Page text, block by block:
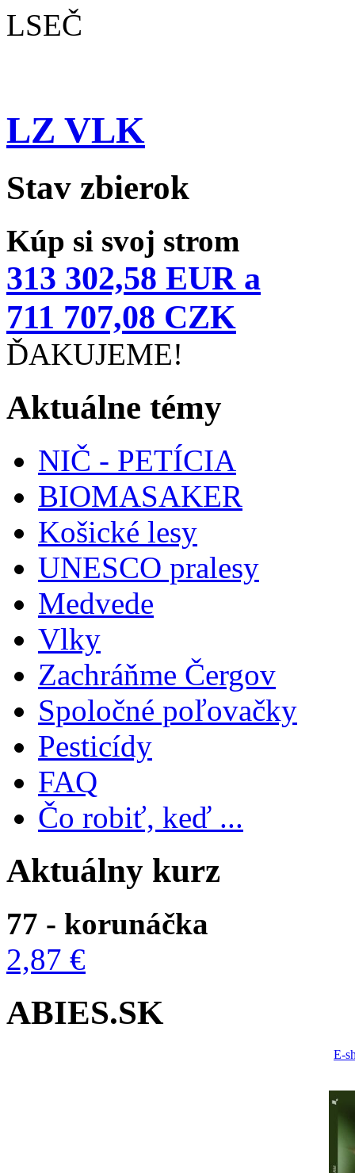
LSEČ
LZ VLK
Stav zbierok
Kúp si svoj strom
313 302,58 EUR a
711 707,08 CZK
ĎAKUJEME!
Aktuálne témy
NIČ - PETÍCIA
BIOMASAKER
Košické lesy
UNESCO pralesy
Medvede
Vlky
Zachráňme Čergov
Spoločné poľovačky
Pesticídy
FAQ
Čo robiť, keď ...
Aktuálny kurz
77 - korunáčka
2,87 €
ABIES.SK
E-